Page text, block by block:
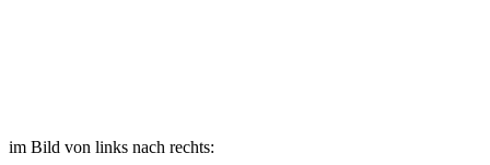
im Bild von links nach rechts: